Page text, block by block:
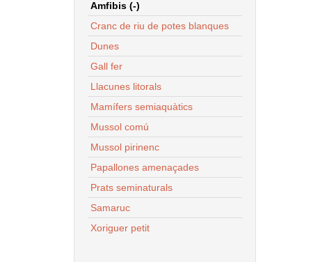
Amfibis (-)
Cranc de riu de potes blanques
Dunes
Gall fer
Llacunes litorals
Mamífers semiaquàtics
Mussol comú
Mussol pirinenc
Papallones amenaçades
Prats seminaturals
Samaruc
Xoriguer petit